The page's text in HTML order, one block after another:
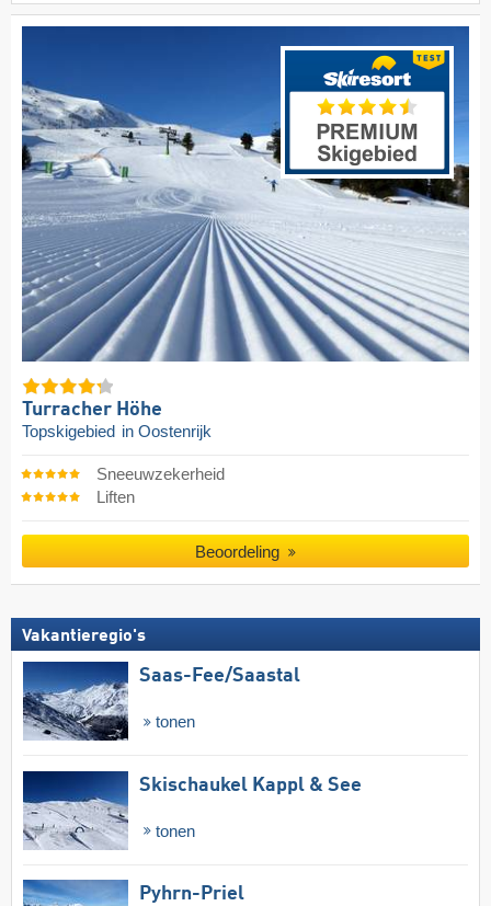
Turracher Höhe
Topskigebied in Oostenrijk
Sneeuwzekerheid
Liften
Beoordeling
Vakantieregio's
Saas-Fee/​Saastal
tonen
Skischaukel Kappl & See
tonen
Pyhrn-Priel